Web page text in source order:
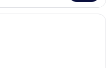
Ett modernt sovrum med en säng,